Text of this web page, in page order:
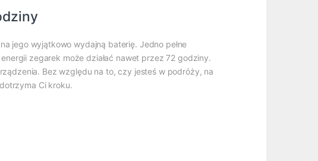
jego wyjątkowo wydajną baterię. Jedno pełne
zegarek może działać nawet przez 72 godziny.
Bez względu na to, czy jesteś w podróży, na
Ci kroku.